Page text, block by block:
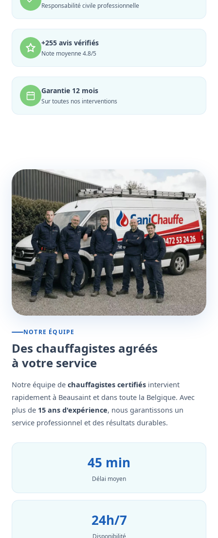
Responsabilité civile professionnelle
+255 avis vérifiés
Note moyenne 4.8/5
Garantie 12 mois
Sur toutes nos interventions
NOTRE ÉQUIPE
Des chauffagistes agréés
à votre service
Notre équipe de chauffagistes certifiés intervient
rapidement à Beausaint et dans toute la Belgique. Avec
plus de 15 ans d'expérience, nous garantissons un
service professionnel et des résultats durables.
45 min
Délai moyen
24h/7
Disponibilité